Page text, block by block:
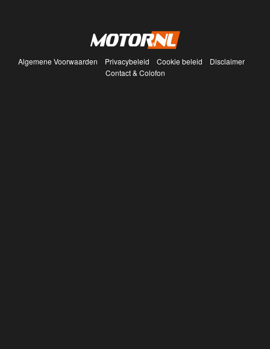
Algemene Voorwaarden Privacybeleid Cookie beleid
Disclaimer
Contact & Colofon